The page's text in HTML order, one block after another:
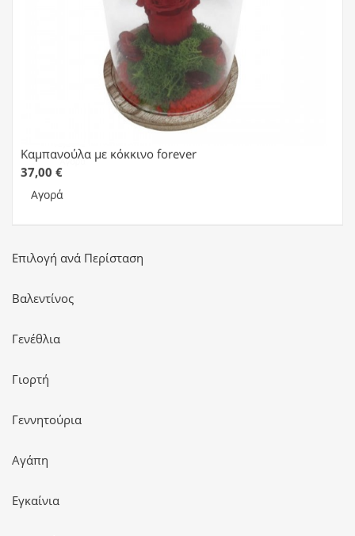
Καμπανούλα με κόκκινο forever
37,00 €
Αγορά
Επιλογή ανά Περίσταση
Βαλεντίνος
Γενέθλια
Γιορτή
Γεννητούρια
Αγάπη
Εγκαίνια